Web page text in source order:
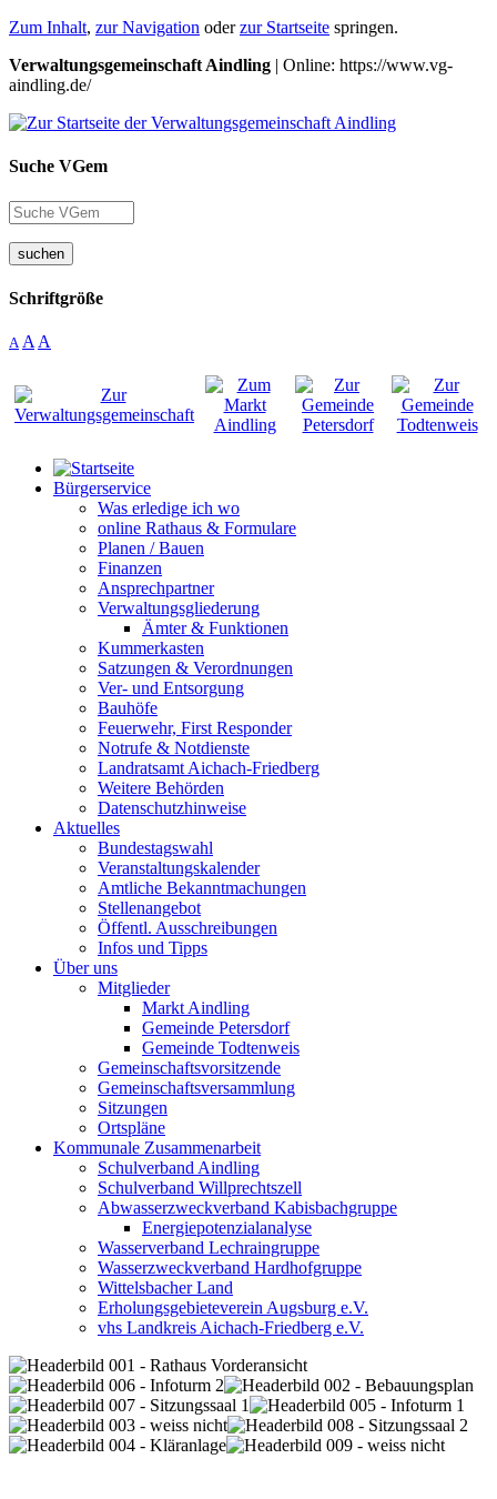
Zum Inhalt, zur Navigation oderzur Startseite springen.
Verwaltungsgemeinschaft Aindling | Online: https://www.vg-
aindling.de/
Suche VGem
suchen
Schriftgröße
A A A
Bürgerservice
Was erledige ich wo
online Rathaus & Formulare
Planen / Bauen
Finanzen
Ansprechpartner
Verwaltungsgliederung
Ämter & Funktionen
Kummerkasten
Satzungen & Verordnungen
Ver- und Entsorgung
Bauhöfe
Feuerwehr, First Responder
Notrufe & Notdienste
Landratsamt Aichach-Friedberg
Weitere Behörden
Datenschutzhinweise
Aktuelles
Bundestagswahl
Veranstaltungskalender
Amtliche Bekanntmachungen
Stellenangebot
Öffentl. Ausschreibungen
Infos und Tipps
Über uns
Mitglieder
Markt Aindling
Gemeinde Petersdorf
Gemeinde Todtenweis
Gemeinschaftsvorsitzende
Gemeinschaftsversammlung
Sitzungen
Ortspläne
Kommunale Zusammenarbeit
Schulverband Aindling
Schulverband Willprechtszell
Abwasserzweckverband Kabisbachgruppe
Energiepotenzialanalyse
Wasserverband Lechraingruppe
Wasserzweckverband Hardhofgruppe
Wittelsbacher Land
Erholungsgebieteverein Augsburg e.V.
vhs Landkreis Aichach-Friedberg e.V.